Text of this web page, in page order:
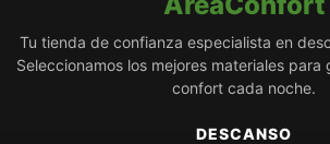
Tu tienda de confianza especialista en
Seleccionamos los mejores materiales
confort cada noche.
DESCANSO